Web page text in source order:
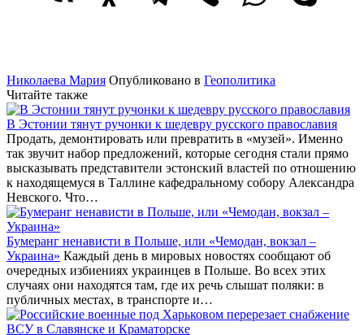
Николаева Мария Опубликовано в Геополитика
Читайте также
В Эстонии тянут ручонки к шедевру русского православия
Продать, демонтировать или превратить в «музей». Именно
так звучит набор предложений, которые сегодня стали прямо
высказывать представители эстонский властей по отношению
к находящемуся в Таллине кафедральному собору Александра
Невского. Что…
Бумеранг ненависти в Польше, или «Чемодан, вокзал –
Украина» Каждый день в мировых новостях сообщают об
очередных избиениях украинцев в Польше. Во всех этих
случаях они находятся там, где их речь слышат поляки: в
публичных местах, в транспорте и…